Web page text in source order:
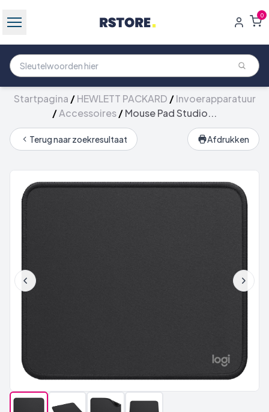
0
Startpagina /HEWLETT PACKARD /Invoerapparatuur
/Accessoires/Mouse Pad Studio...
Terug naar zoekresultaat Afdrukken